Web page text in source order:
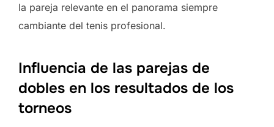
la pareja relevante en el panorama siempre
cambiante del tenis profesional.
Influencia de las parejas de
dobles en los resultados de los
torneos